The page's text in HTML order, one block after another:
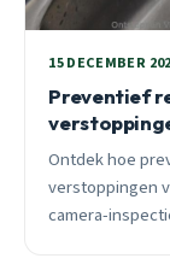
15 DECEMBER
Preventief
Ontdek hoe
verstoppingen
camera-